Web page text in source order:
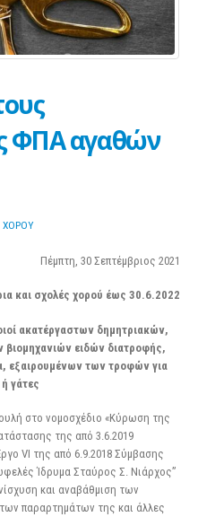
ΦΠΑ αγαθών
ΧΟΡΟΥ
Πέμπτη, 30 Σεπτέμβριος 2021
και σχολές χορού έως 30.6.2022
ακατέργαστων δημητριακών,
βιομηχανιών ειδών διατροφής,
εξαιρουμένων των τροφών για
γάτες
στο νομοσχέδιο «Κύρωση της
της από 3.6.2019
VI της από 6.9.2018 Σύμβασης
Ίδρυμα Σταύρος Σ. Νιάρχος”
και αναβάθμιση των
παραρτημάτων της και άλλες